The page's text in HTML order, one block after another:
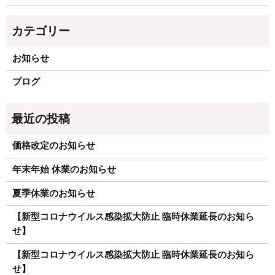
お知らせ
ブログ
価格改定のお知らせ
年末年始 休業のお知らせ
夏季休業のお知らせ
【新型コロナウイルス感染拡大防止 臨時休業延長のお知ら
せ】
【新型コロナウイルス感染拡大防止 臨時休業延長のお知ら
せ】